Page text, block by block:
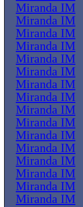
Miranda IM
Miranda IM
Miranda IM
Miranda IM
Miranda IM
Miranda IM
Miranda IM
Miranda IM
Miranda IM
Miranda IM
Miranda IM
Miranda IM
Miranda IM
Miranda IM
Miranda IM
Miranda IM